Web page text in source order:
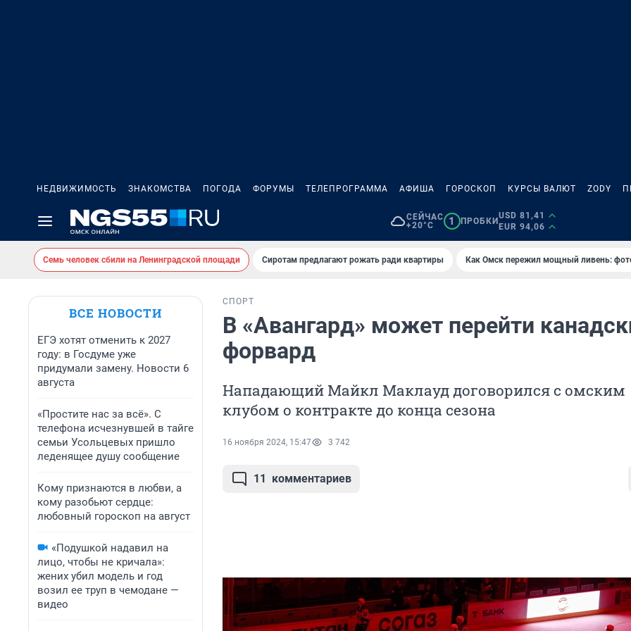
НЕДВИЖИМОСТЬ ЗНАКОМСТВА ПОГОДА ФОРУМЫ ТЕЛЕПРОГРАММА АФИША ГОРОСКОП КУРСЫ ВАЛЮТ ZODY
СЕЙЧАС
+20°C
1 ПРОБКИ
USD 81,41
EUR 94,06
Семь человек сбили на Ленинградской площади Сиротам предлагают рожать ради квартиры Как Омск пережил мощный ливень:
ВСЕ НОВОСТИ
ЕГЭ хотят отменить к 2027
году: в Госдуме уже
придумали замену. Новости 6
августа
«Простите нас за всё». С
телефона исчезнувшей в тайге
семьи Усольцевых пришло
леденящее душу сообщение
Кому признаются в любви, а
кому разобьют сердце:
любовный гороскоп на август
«Подушкой надавил на
лицо, чтобы не кричала»:
жених убил модель и год
возил ее труп в чемодане —
видео
СПОРТ
В «Авангард» может перейти
форвард
Нападающий Майкл Маклауд договорился с омским
клубом о контракте до конца сезона
16 ноября 2024, 15:47 3 742
11 комментариев